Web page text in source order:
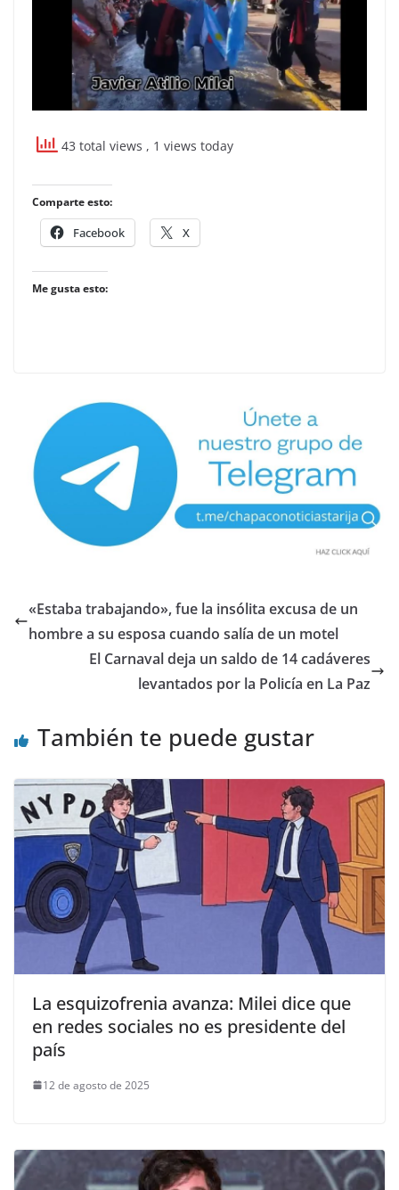
43 total views , 1 views today
Comparte esto:
Facebook X
Me gusta esto:
«Estaba trabajando», fue la insólita excusa de un
hombre a su esposa cuando salía de un motel
El Carnaval deja un saldo de 14 cadáveres
levantados por la Policía en La Paz
También te puede gustar
La esquizofrenia avanza: Milei dice que
en redes sociales no es presidente del
país
12 de agosto de 2025